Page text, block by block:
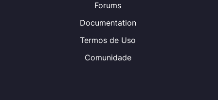
Forums
Documentation
Termos de Uso
Comunidade